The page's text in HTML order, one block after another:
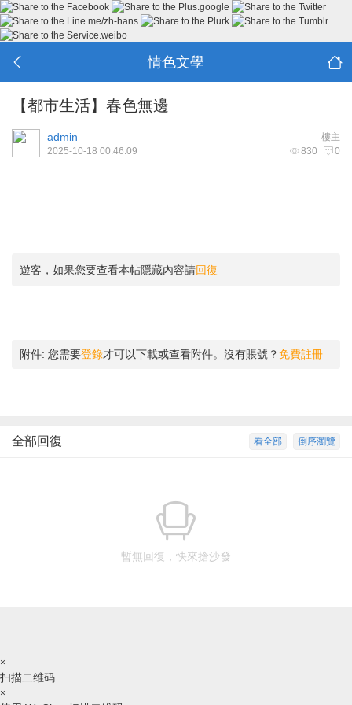
情色文學
【都市生活】春色無邊
樓主
admin
830 0
2025-10-18 00:46:09
遊客，如果您要查看本帖隱藏內容請回復
附件: 您需要登錄才可以下載或查看附件。沒有賬號？免費註冊
倒序瀏覽
看全部
全部回復
暫無回復，快來搶沙發
×
扫描二维码
×